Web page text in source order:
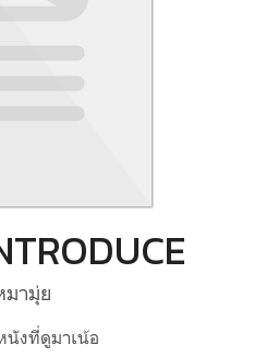
มามุ่ย
นังที่ดูมาเน้อ